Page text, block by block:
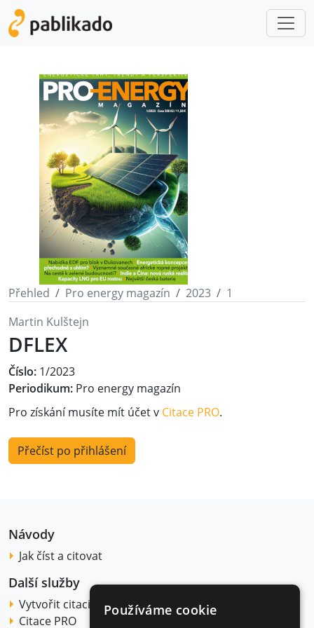
Přehled Pro energy magazín 2023
1
Martin Kulštejn
DFLEX
Číslo: 1/2023
Periodikum: Pro energy magazín
Pro získání musíte mít účet v Citace PRO.
Přečíst po přihlášení
Návody
Jak číst a citovat
Další služby
Vytvořit citaci
Citace PRO
Používáme cookie